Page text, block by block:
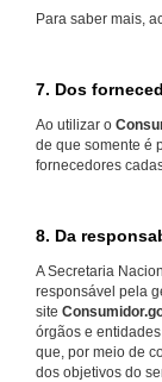
Para saber mais,
7. Dos
Ao utilizar o
de que somente é
fornecedores
8. Da
A Secretaria
responsável pela
site
órgãos e
que, por meio de
dos objetivos do